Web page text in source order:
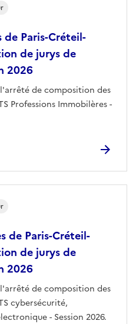
de Paris-Créteil-
de jurys de
2026
de composition des
Professions Immobilères -
de Paris-Créteil-
de jurys de
2026
de composition des
cybersécurité,
- Session 2026.